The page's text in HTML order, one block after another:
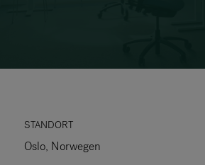
STANDORT
Oslo, Norwegen